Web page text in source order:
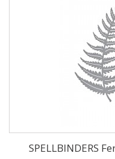
SPELLBINDERS